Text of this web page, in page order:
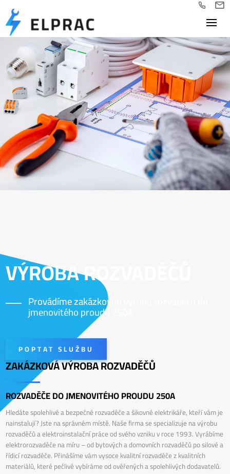
VÝROBA ROZVADĚČŮ
Provádíme zakázkovou výrobu rozvaděčů do
jmenovitého proudu 250A.
POPTAT SLUŽBU
ZAKÁZKOVÁ VÝROBA ROZVADĚČŮ
ROZVADĚČE DO JMENOVITÉHO PROUDU 250A
Hledáte spolehlivé a bezpečné rozvaděče a šikovné elektrikáře, kteří vám je
nainstalují? Jste na správném místě. Naše firma se specializuje na výrobu
rozvaděčů a elektroinstalační práce od svého vzniku v roce 1993. Vyrábíme
elektrorozvaděče na míru – od bytových a domovních rozvaděčů po silové a
řídicí rozvaděče. Přinášíme vám vysoce kvalitní rozvaděče z kvalitních
materiálů, které pečlivě vybíráme od ověřených a spolehlivých dodavatelů.